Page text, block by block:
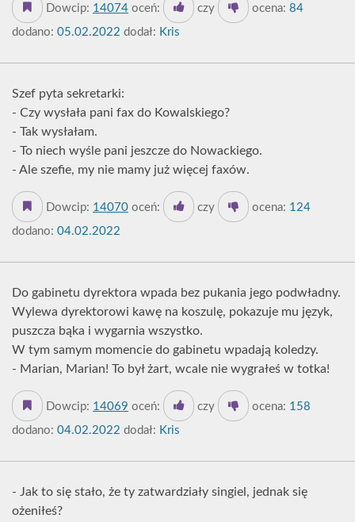
Dowcip: 14074 oceń: czy ocena: 84
dodano: 05.02.2022 dodał: Kris
Szef pyta sekretarki:
- Czy wysłała pani fax do Kowalskiego?
- Tak wysłałam.
- To niech wyśle pani jeszcze do Nowackiego.
- Ale szefie, my nie mamy już więcej faxów.
Dowcip: 14070 oceń: czy ocena: 124
dodano: 04.02.2022
Do gabinetu dyrektora wpada bez pukania jego podwładny.
Wylewa dyrektorowi kawę na koszulę, pokazuje mu język,
puszcza bąka i wygarnia wszystko.
W tym samym momencie do gabinetu wpadają koledzy.
- Marian, Marian! To był żart, wcale nie wygrałeś w totka!
Dowcip: 14069 oceń: czy ocena: 158
dodano: 04.02.2022 dodał: Kris
- Jak to się stało, że ty zatwardziały singiel, jednak się
ożeniłeś?